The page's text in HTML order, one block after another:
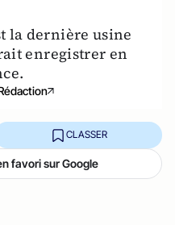
la dernière usine
enregistrer en
CLASSER
favori sur Google